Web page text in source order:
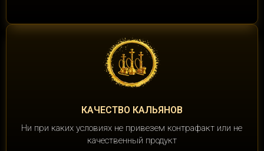
КАЧЕСТВО КАЛЬЯНОВ
Ни при каких условиях не привезем контрафакт или не
качественный продукт